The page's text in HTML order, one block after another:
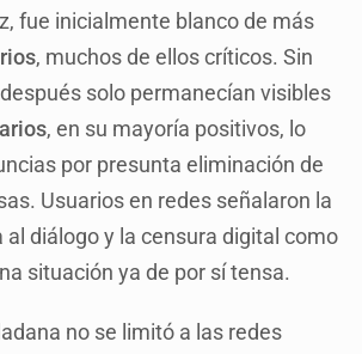
fue inicialmente blanco de más
, muchos de ellos críticos. Sin
solo permanecían visibles
, en su mayoría positivos, lo
por presunta eliminación de
Usuarios en redes señalaron la
diálogo y la censura digital como
situación ya de por sí tensa.
no se limitó a las redes